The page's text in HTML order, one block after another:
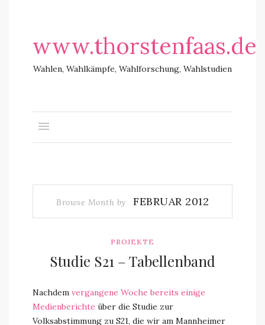
www.thorstenfaas.de
Wahlen, Wahlkämpfe, Wahlforschung, Wahlstudien
Browse Month by FEBRUAR 2012
PROJEKTE
Studie S21 – Tabellenband
Nachdem vergangene Woche bereits einige
Medienberichte über die Studie zur
Volksabstimmung zu S21, die wir am Mannheimer